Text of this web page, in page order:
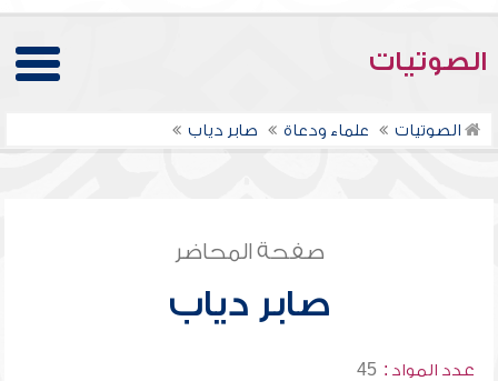
الصوتيات
الصوتيات علماء ودعاة صابر دياب
صفحة المحاضر
صابر دياب
عدد المواد : 45